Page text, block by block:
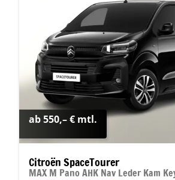
ab 550,– € mtl.
Citroën SpaceTourer
MAX M Pano AHK Nav Leder Kam